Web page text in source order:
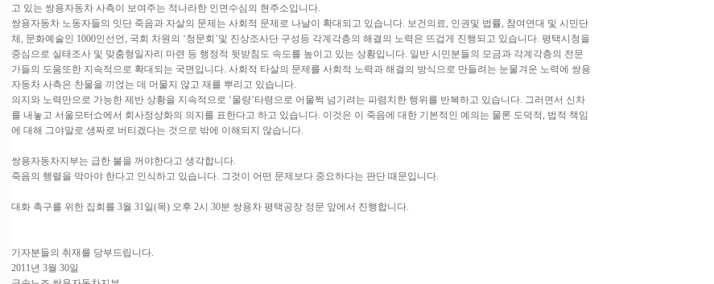
고 있는 쌍용자동차 사측이 보여주는 적나라한 인면수심의 현주소입니다.
쌍용자동차 노동자들의 잇단 죽음과 자살의 문제는 사회적 문제로 나날이 확대되고 있습니다. 보건의료, 인권및 법률, 참여연대 및 시민단
체, 문화예술인 1000인선언, 국회 차원의 ‘청문회’및 진상조사단 구성등 각계각층의 해결의 노력은 뜨겁게 진행되고 있습니다. 평택시청을
중심으로 실태조사 및 맞춤형일자리 마련 등 행정적 뒷받침도 속도를 높이고 있는 상황입니다. 일반 시민분들의 모금과 각계각층의 전문
가들의 도움또한 지속적으로 확대되는 국면입니다. 사회적 타살의 문제를 사회적 노력과 해결의 방식으로 만들려는 눈물겨운 노력에 쌍용
자동차 사측은 찬물을 끼얹는 데 머물지 않고 재를 뿌리고 있습니다.
의지와 노력만으로 가능한 제반 상황을 지속적으로 ‘물량’타령으로 어물쩍 넘기려는 파렴치한 행위를 반복하고 있습니다. 그러면서 신차
를 내놓고 서울모터쇼에서 회사정상화의 의지를 표한다고 하고 있습니다. 이것은 이 죽음에 대한 기본적인 예의는 물론 도덕적, 법적 책임
에 대해 그야말로 생짜로 버티겠다는 것으로 밖에 이해되지 않습니다.
쌍용자동차지부는 급한 불을 꺼야한다고 생각합니다.
죽음의 행렬을 막아야 한다고 인식하고 있습니다. 그것이 어떤 문제보다 중요하다는 판단 때문입니다.
대화 촉구를 위한 집회를 3월 31일(목) 오후 2시 30분 쌍용차 평택공장 정문 앞에서 진행합니다.
기자분들의 취재를 당부드립니다.
2011년 3월 30일